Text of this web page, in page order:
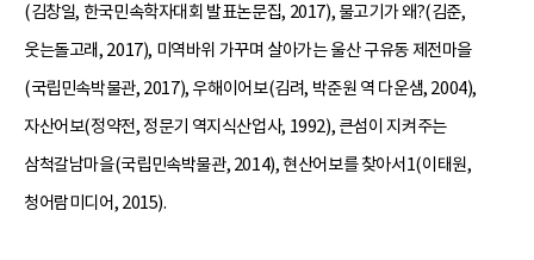
(김창일, 한국민속학자대회 발표논문집, 2017), 물고기가 왜?(김준,
웃는돌고래, 2017), 미역바위 가꾸며 살아가는 울산 구유동 제전마을
(국립민속박물관, 2017), 우해이어보(김려, 박준원 역 다운샘, 2004),
자산어보(정약전, 정문기 역지식산업사, 1992), 큰섬이 지켜주는
삼척갈남마을(국립민속박물관, 2014), 현산어보를 찾아서1(이태원,
청어람미디어, 2015).